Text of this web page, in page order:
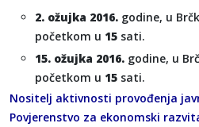
2. ožujka 2016. godine, u
početkom u 15 sati.
15. ožujka 2016. godine, u
početkom u 15 sati.
Nositelj aktivnosti provođenja
Povjerenstvo za ekonomski